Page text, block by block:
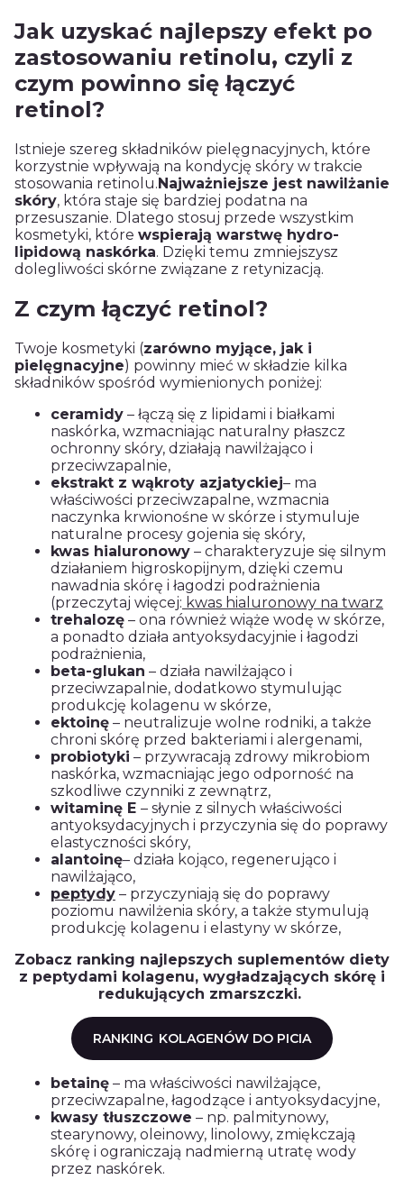
Jak uzyskać najlepszy efekt po
zastosowaniu retinolu, czyli z
czym powinno się łączyć
retinol?
Istnieje szereg składników pielęgnacyjnych, które
korzystnie wpływają na kondycję skóry w trakcie
stosowania retinolu.Najważniejsze jest nawilżanie
skóry, która staje się bardziej podatna na
przesuszanie. Dlatego stosuj przede wszystkim
kosmetyki, które wspierają warstwę hydro-
lipidową naskórka. Dzięki temu zmniejszysz
dolegliwości skórne związane z retynizacją.
Z czym łączyć retinol?
Twoje kosmetyki (zarówno myjące, jak i
pielęgnacyjne) powinny mieć w składzie kilka
składników spośród wymienionych poniżej:
ceramidy – łączą się z lipidami i białkami
naskórka, wzmacniając naturalny płaszcz
ochronny skóry, działają nawilżająco i
przeciwzapalnie,
ekstrakt z wąkroty azjatyckiej– ma
właściwości przeciwzapalne, wzmacnia
naczynka krwionośne w skórze i stymuluje
naturalne procesy gojenia się skóry,
kwas hialuronowy – charakteryzuje się silnym
działaniem higroskopijnym, dzięki czemu
nawadnia skórę i łagodzi podrażnienia
(przeczytaj więcej: kwas hialuronowy na twarz
trehalozę – ona również wiąże wodę w skórze,
a ponadto działa antyoksydacyjnie i łagodzi
podrażnienia,
beta-glukan – działa nawilżająco i
przeciwzapalnie, dodatkowo stymulując
produkcję kolagenu w skórze,
ektoinę – neutralizuje wolne rodniki, a także
chroni skórę przed bakteriami i alergenami,
probiotyki – przywracają zdrowy mikrobiom
naskórka, wzmacniając jego odporność na
szkodliwe czynniki z zewnątrz,
witaminę E – słynie z silnych właściwości
antyoksydacyjnych i przyczynia się do poprawy
elastyczności skóry,
alantoinę– działa kojąco, regenerująco i
nawilżająco,
peptydy – przyczyniają się do poprawy
poziomu nawilżenia skóry, a także stymulują
produkcję kolagenu i elastyny w skórze,
Zobacz ranking najlepszych suplementów diety
z peptydami kolagenu, wygładzających skórę i
redukujących zmarszczki.
RANKING KOLAGENÓW DO PICIA
betainę – ma właściwości nawilżające,
przeciwzapalne, łagodzące i antyoksydacyjne,
kwasy tłuszczowe – np. palmitynowy,
stearynowy, oleinowy, linolowy, zmiękczają
skórę i ograniczają nadmierną utratę wody
przez naskórek.